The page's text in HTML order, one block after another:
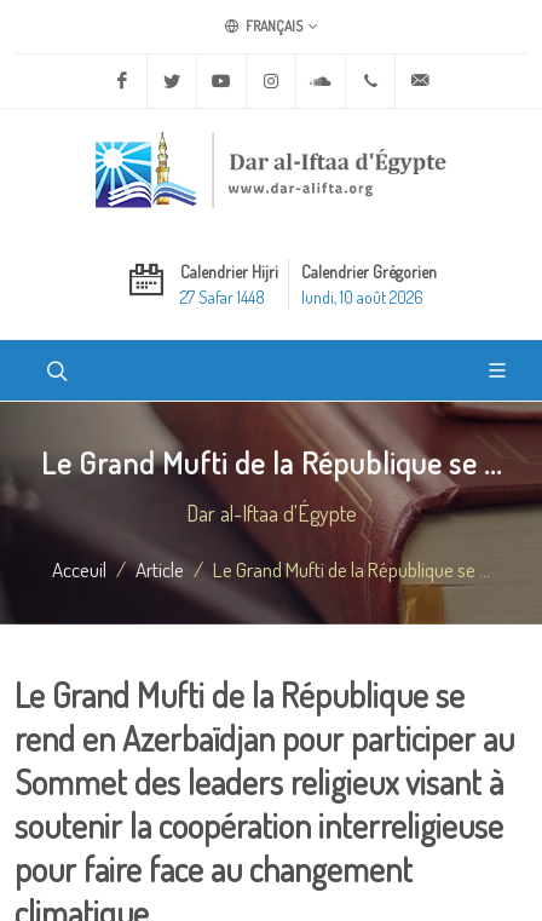
FRANÇAIS
Facebook Twitter Youtube Instagram Soundcloud+20 2 25970400
Calendrier Hijri
27 Safar 1448
Calendrier Grégorien
lundi, 10 août 2026
Le Grand Mufti de la République se ...
Dar al-Iftaa d'Égypte
Acceuil Article Le Grand Mufti de la République se ...
Le Grand Mufti de la République se
rend en Azerbaïdjan pour participer au
Sommet des leaders religieux visant à
soutenir la coopération interreligieuse
pour faire face au changement